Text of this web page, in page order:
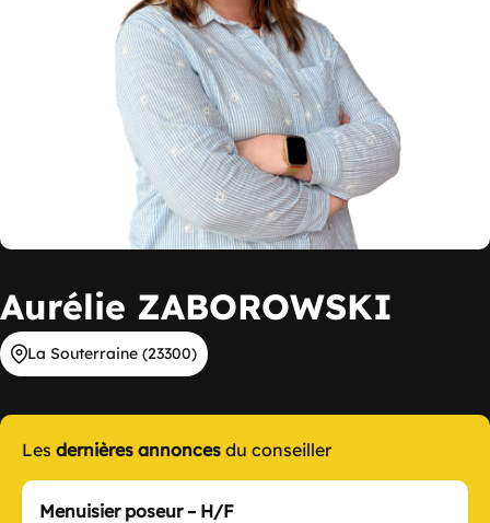
Aurélie ZABOROWSKI
La Souterraine (23300)
Les dernières annonces du conseiller
Menuisier poseur – H/F